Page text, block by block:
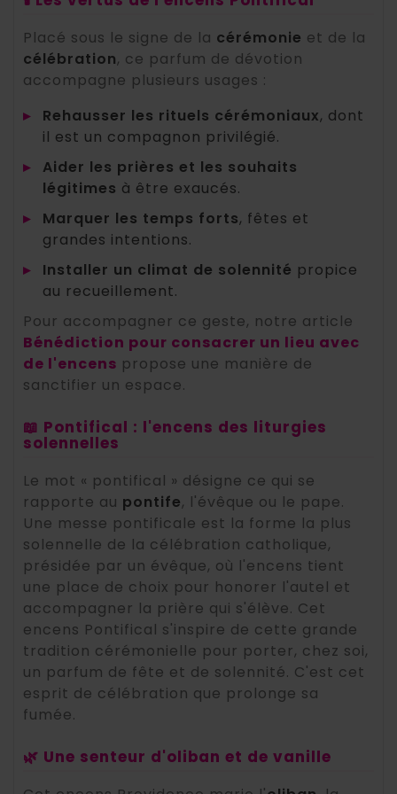
Placé sous le signe de la cérémonie et de la
célébration, ce parfum de dévotion
accompagne plusieurs usages :
▸
Rehausser les rituels cérémoniaux, dont
il est un compagnon privilégié.
▸
Aider les prières et les souhaits
légitimes à être exaucés.
▸
Marquer les temps forts, fêtes et
grandes intentions.
▸
Installer un climat de solennité propice
au recueillement.
Pour accompagner ce geste, notre article
Bénédiction pour consacrer un lieu avec
de l'encens propose une manière de
sanctifier un espace.
📖 Pontifical : l'encens des liturgies
solennelles
Le mot « pontifical » désigne ce qui se
rapporte au pontife, l'évêque ou le pape.
Une messe pontificale est la forme la plus
solennelle de la célébration catholique,
présidée par un évêque, où l'encens tient
une place de choix pour honorer l'autel et
accompagner la prière qui s'élève. Cet
encens Pontifical s'inspire de cette grande
tradition cérémonielle pour porter, chez soi,
un parfum de fête et de solennité. C'est cet
esprit de célébration que prolonge sa
fumée.
🌿 Une senteur d'oliban et de vanille